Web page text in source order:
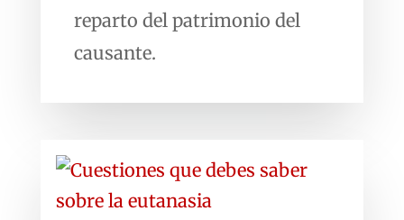
reparto del patrimonio del
causante.